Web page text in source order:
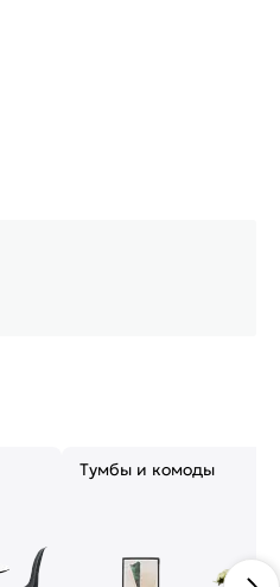
Тумбы и комоды